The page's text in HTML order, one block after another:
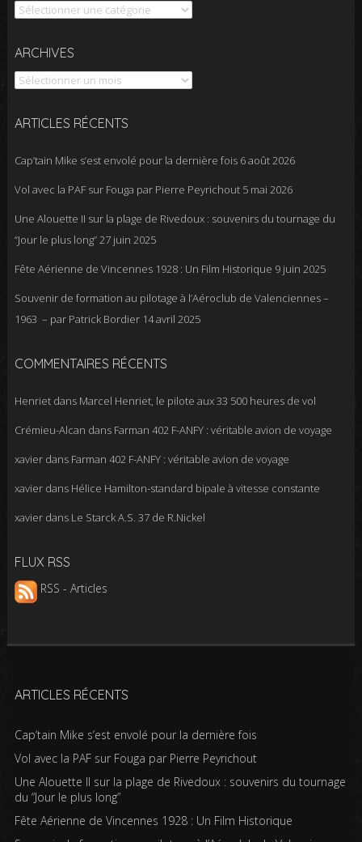
Catégories
ARCHIVES
Archives
ARTICLES RÉCENTS
Cap’tain Mike s’est envolé pour la dernière fois 6 août 2026
Vol avec la PAF sur Fouga par Pierre Peyrichout 5 mai 2026
Une Alouette II sur la plage de Rivedoux : souvenirs du tournage du
“Jour le plus long”27 juin 2025
Fête Aérienne de Vincennes 1928 : Un Film Historique 9 juin 2025
Souvenir de formation au pilotage à l’Aéroclub de Valenciennes –
1963 – par Patrick Bordier 14 avril 2025
COMMENTAIRES RÉCENTS
Henrietdans Marcel Henriet, le pilote aux 33 500 heures de vol
Crémieu-Alcan dans Farman 402 F-ANFY : véritable avion de voyage
xavierdans Farman 402 F-ANFY : véritable avion de voyage
xavierdans Hélice Hamilton-standard bipale à vitesse constante
xavierdans Le Starck A.S. 37 de R.Nickel
FLUX RSS
RSS - Articles
ARTICLES RÉCENTS
Cap’tain Mike s’est envolé pour la dernière fois
Vol avec la PAF sur Fouga par Pierre Peyrichout
Une Alouette II sur la plage de Rivedoux : souvenirs du tournage
du “Jour le plus long”
Fête Aérienne de Vincennes 1928 : Un Film Historique